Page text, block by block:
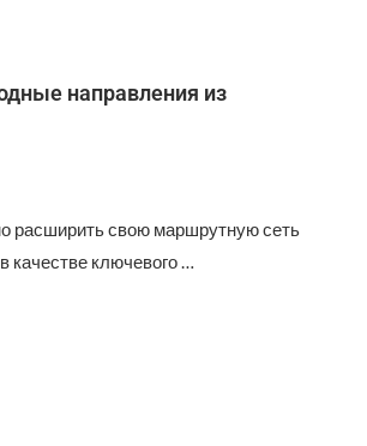
направления из
расширить свою маршрутную сеть
качестве ключевого …